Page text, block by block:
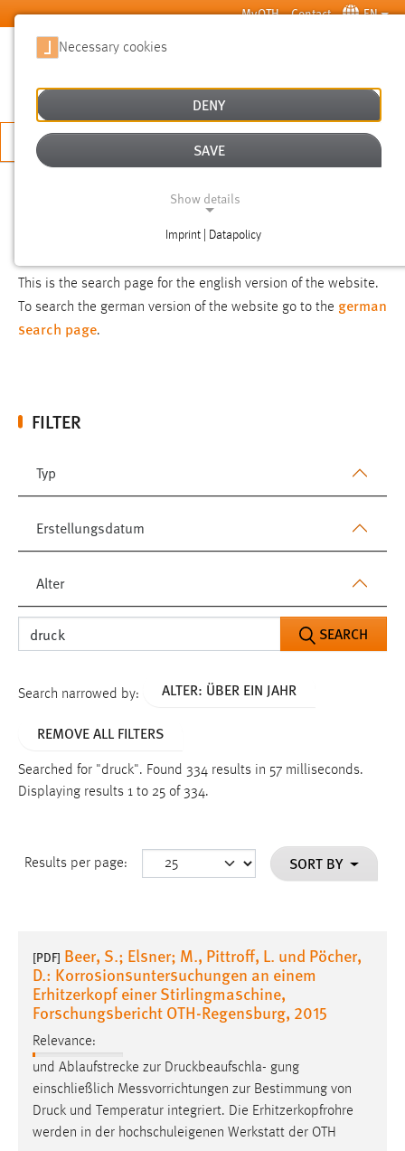
Skip to main content MyOTH Contact EN
APPLY NOW
This is the search page for the english version of the website.
To search the german version of the website go to the german
search page.
FILTER
Typ
Erstellungsdatum
Alter
SEARCH
Search narrowed by: ALTER: ÜBER EIN JAHR
REMOVE ALL FILTERS
Searched for "druck". Found 334 results in 57 milliseconds.
Displaying results 1 to 25 of 334.
Results per page: SORT BY
[PDF] Beer, S.; Elsner; M., Pittroff, L. und Pöcher,
D.: Korrosionsuntersuchungen an einem
Erhitzerkopf einer Stirlingmaschine,
Forschungsbericht OTH-Regensburg, 2015
Relevance:
und Ablaufstrecke zur Druckbeaufschla- gung
einschließlich Messvorrichtungen zur Bestimmung von
Druck und Temperatur integriert. Die Erhitzerkopfrohre
werden in der hochschuleigenen Werkstatt der OTH
Necessary cookies
DENY
SAVE
Show details
Imprint | Datapolicy